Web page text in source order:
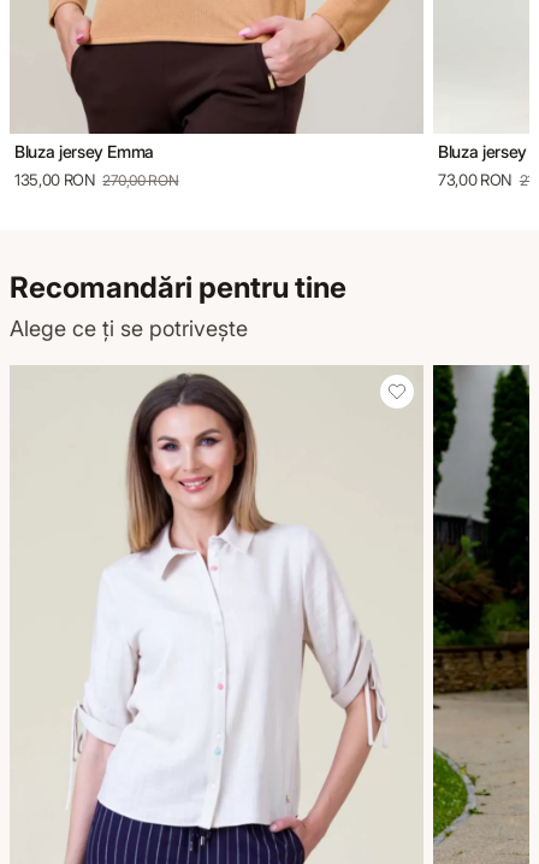
Bluza jersey Emma
135,00 RON 270,00 RON
Bluza jersey
73,00 RON
Recomandări pentru tine
Alege ce ți se potrivește